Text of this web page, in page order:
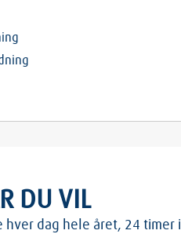
DU VIL
hver dag hele året, 24 timer i